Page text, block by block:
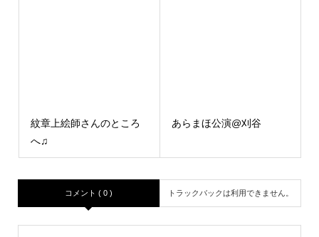
紋章上絵師さんのところ
へ♫
あらまほ公演@刈谷
コメント ( 0 ) トラックバックは利用できません。